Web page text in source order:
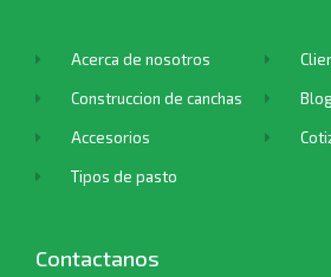
Acerca de nosotros
Construccion de canchas
Accesorios
Tipos de pasto
Contactanos